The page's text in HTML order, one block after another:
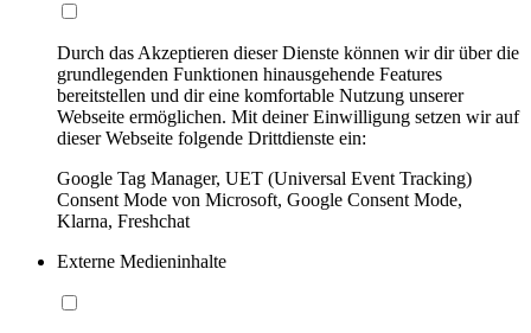
Durch das Akzeptieren dieser Dienste können wir dir über die
grundlegenden Funktionen hinausgehende Features
bereitstellen und dir eine komfortable Nutzung unserer
Webseite ermöglichen. Mit deiner Einwilligung setzen wir auf
dieser Webseite folgende Drittdienste ein:
Google Tag Manager, UET (Universal Event Tracking)
Consent Mode von Microsoft, Google Consent Mode,
Klarna, Freshchat
Externe Medieninhalte